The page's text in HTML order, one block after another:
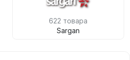
622 товара
Sargan